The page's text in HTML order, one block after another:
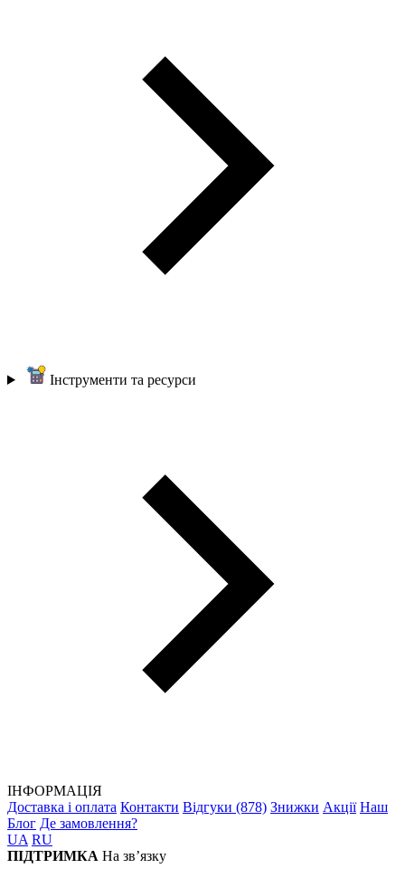
Інструменти та ресурси
ІНФОРМАЦІЯ
Доставка і оплата Контакти Відгуки (878) Знижки Акції Наш
Блог Де замовлення?
UA RU
ПІДТРИМКА На зв’язку